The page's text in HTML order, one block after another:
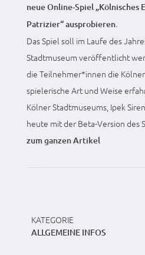
neue Online-Spiel „Kölnisches
Patrizier“ ausprobieren.
Das Spiel soll im Laufe des
Stadtmuseum veröffentlicht
die Teilnehmer*innen die
spielerische Art und Weise
Kölner Stadtmuseums, Ipek
heute mit der Beta-Version des
zum ganzen Artikel
KATEGORIE
ALLGEMEINE INFOS